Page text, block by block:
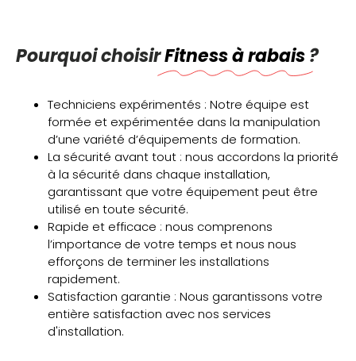
Pourquoi choisirFitness à rabais?
Techniciens expérimentés : Notre équipe est
formée et expérimentée dans la manipulation
d’une variété d’équipements de formation.
La sécurité avant tout : nous accordons la priorité
à la sécurité dans chaque installation,
garantissant que votre équipement peut être
utilisé en toute sécurité.
Rapide et efficace : nous comprenons
l’importance de votre temps et nous nous
efforçons de terminer les installations
rapidement.
Satisfaction garantie : Nous garantissons votre
entière satisfaction avec nos services
d'installation.